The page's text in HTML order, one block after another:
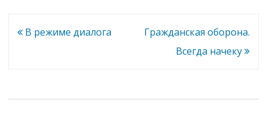
Навигация
В режиме диалога
Гражданская оборона.
Всегда начеку